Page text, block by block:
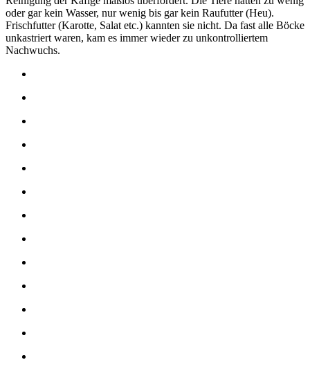
oder gar kein Wasser, nur wenig bis gar kein Raufutter (Heu).
Frischfutter (Karotte, Salat etc.) kannten sie nicht. Da fast alle Böcke
unkastriert waren, kam es immer wieder zu unkontrolliertem
Nachwuchs.